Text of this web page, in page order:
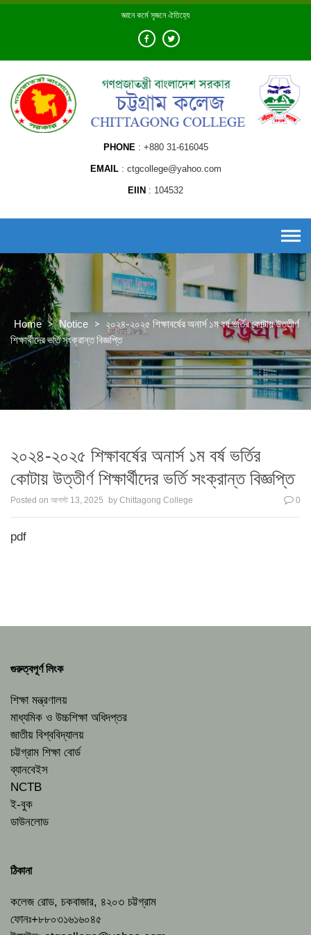
Skip
জ্ঞানে কর্মে সৃজনে ঐতিহ্যে
PHONE +880 31-616045
EMAIL ctgcollege@yahoo.com
EIIN 104532
Home > Notice > ২০২৪-২০২৫ শিক্ষাবর্ষের অনার্স ১ম বর্ষ ভর্তির কোটায় উত্তীর্ণ
শিক্ষার্থীদের ভর্তি সংক্রান্ত বিজ্ঞপ্তি
২০২৪-২০২৫ শিক্ষাবর্ষের অনার্স ১ম বর্ষ ভর্তির
কোটায় উত্তীর্ণ শিক্ষার্থীদের ভর্তি সংক্রান্ত বিজ্ঞপ্তি
Posted on আগস্ট 13, 2025 by Chittagong College 0
pdf
গুরুত্বপূর্ণ লিংক
শিক্ষা মন্ত্রণালয়
মাধ্যমিক ও উচ্চশিক্ষা অধিদপ্তর
জাতীয় বিশ্ববিদ্যালয়
চট্টগ্রাম শিক্ষা বোর্ড
ব্যানবেইস
NCTB
ই-বুক
ডাউনলোড
ঠিকানা
কলেজ রোড, চকবাজার, ৪২০৩ চট্টগ্রাম
ফোনঃ+৮৮০৩১৬১৬০৪৫